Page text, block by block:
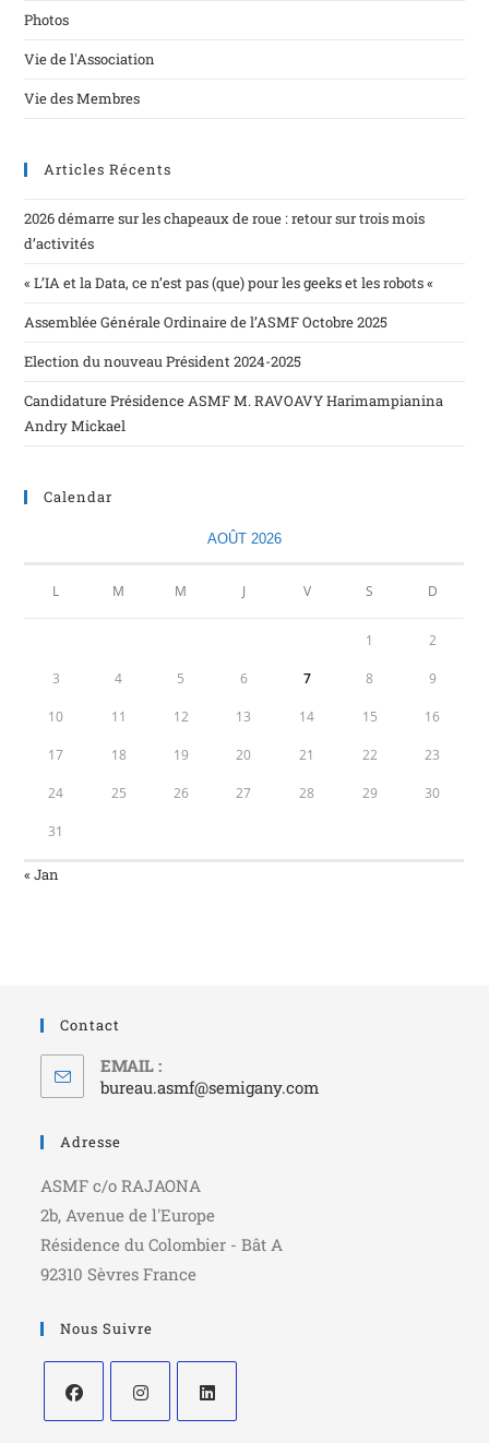
Photos
Vie de l'Association
Vie des Membres
Articles Récents
2026 démarre sur les chapeaux de roue : retour sur trois mois
d’activités
« L’IA et la Data, ce n’est pas (que) pour les geeks et les robots «
Assemblée Générale Ordinaire de l’ASMF Octobre 2025
Election du nouveau Président 2024-2025
Candidature Présidence ASMF M. RAVOAVY Harimampianina
Andry Mickael
Calendar
AOÛT 2026
L M M J V S D
1 2
3 4 5 6 7 8 9
10 11 12 13 14 15 16
17 18 19 20 21 22 23
24 25 26 27 28 29 30
31
« Jan
Contact
EMAIL :
bureau.asmf@semigany.com
Adresse
ASMF c/o RAJAONA
2b, Avenue de l'Europe
Résidence du Colombier - Bât A
92310 Sèvres France
Nous Suivre